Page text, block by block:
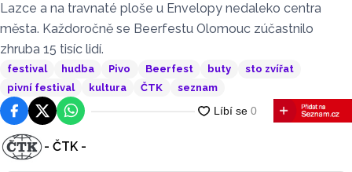
Lazce a na travnaté ploše u Envelopy nedaleko centra
města. Každoročně se Beerfestu Olomouc zúčastnilo
zhruba 15 tisíc lidí.
festival hudba Pivo Beerfest buty
sto zvířat
pivní festival
kultura ČTK seznam
FacebookPlatforma X
WhatsApp
- ČTK -